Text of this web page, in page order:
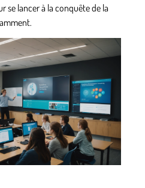
se lancer à la conquête de la